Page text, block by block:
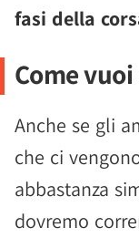
fasi della
Come
Anche se gli
che ci
abbastanza
dovremo